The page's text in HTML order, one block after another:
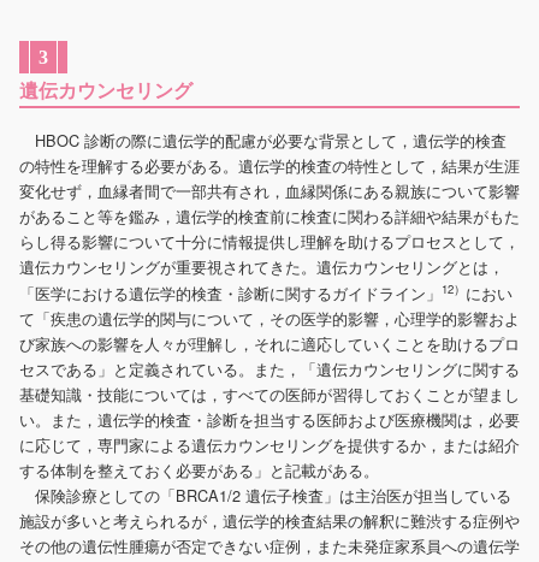
3
遺伝カウンセリング
HBOC 診断の際に遺伝学的配慮が必要な背景として，遺伝学的検査
の特性を理解する必要がある。遺伝学的検査の特性として，結果が生涯
変化せず，血縁者間で一部共有され，血縁関係にある親族について影響
があること等を鑑み，遺伝学的検査前に検査に関わる詳細や結果がもた
らし得る影響について十分に情報提供し理解を助けるプロセスとして，
遺伝カウンセリングが重要視されてきた。遺伝カウンセリングとは，
「医学における遺伝学的検査・診断に関するガイドライン」 12） におい
て「疾患の遺伝学的関与について，その医学的影響，心理学的影響およ
び家族への影響を人々が理解し，それに適応していくことを助けるプロ
セスである」と定義されている。また，「遺伝カウンセリングに関する
基礎知識・技能については，すべての医師が習得しておくことが望まし
い。また，遺伝学的検査・診断を担当する医師および医療機関は，必要
に応じて，専門家による遺伝カウンセリングを提供するか，または紹介
する体制を整えておく必要がある」と記載がある。
保険診療としての「BRCA1/2 遺伝子検査」は主治医が担当している
施設が多いと考えられるが，遺伝学的検査結果の解釈に難渋する症例や
その他の遺伝性腫瘍が否定できない症例，また未発症家系員への遺伝学